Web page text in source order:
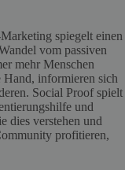
spiegelt einen
vom passiven
mehr Menschen
Hand, informieren sich
Social Proof spielt
und
dies verstehen und
profitieren,